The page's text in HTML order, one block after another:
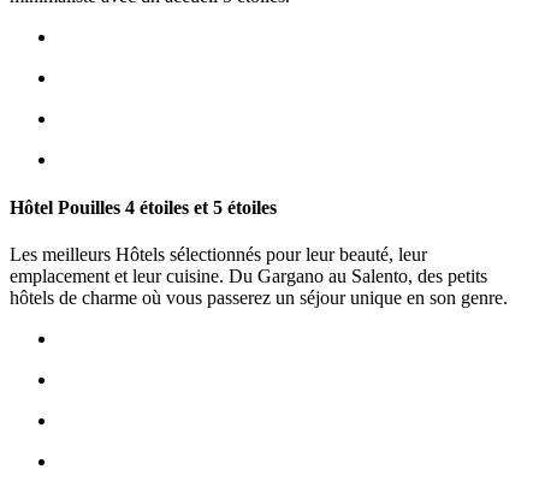
Hôtel Pouilles 4 étoiles et 5 étoiles
Les meilleurs Hôtels sélectionnés pour leur beauté, leur
emplacement et leur cuisine. Du Gargano au Salento, des petits
hôtels de charme où vous passerez un séjour unique en son genre.